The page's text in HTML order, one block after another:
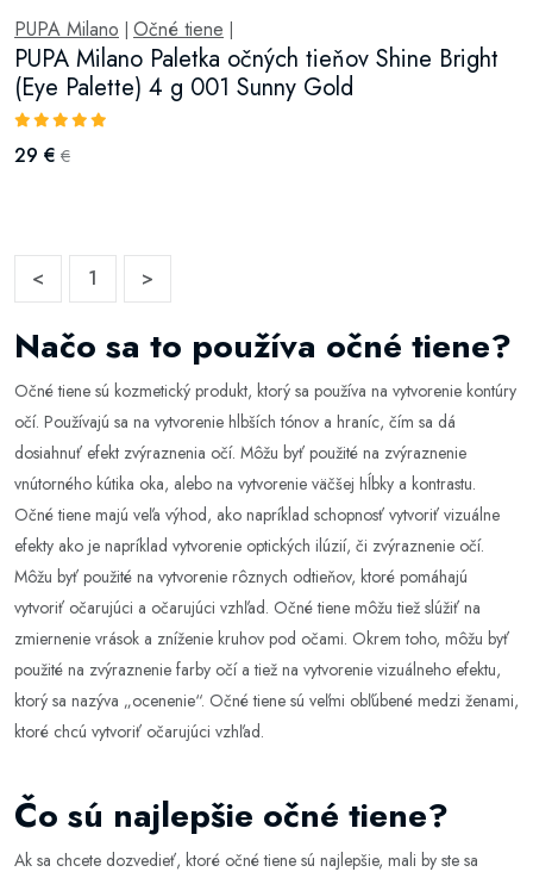
PUPA Milano Očné tiene
PUPA Milano Paletka očných tieňov Shine Bright
(Eye Palette) 4 g 001 Sunny Gold
29 € €
< 1 >
Načo sa to používa očné tiene?
Očné tiene sú kozmetický produkt, ktorý sa používa na vytvorenie kontúry
očí. Používajú sa na vytvorenie hlbších tónov a hraníc, čím sa dá
dosiahnuť efekt zvýraznenia očí. Môžu byť použité na zvýraznenie
vnútorného kútika oka, alebo na vytvorenie väčšej hĺbky a kontrastu.
Očné tiene majú veľa výhod, ako napríklad schopnosť vytvoriť vizuálne
efekty ako je napríklad vytvorenie optických ilúzií, či zvýraznenie očí.
Môžu byť použité na vytvorenie rôznych odtieňov, ktoré pomáhajú
vytvoriť očarujúci a očarujúci vzhľad. Očné tiene môžu tiež slúžiť na
zmiernenie vrások a zníženie kruhov pod očami. Okrem toho, môžu byť
použité na zvýraznenie farby očí a tiež na vytvorenie vizuálneho efektu,
ktorý sa nazýva „ocenenie“. Očné tiene sú veľmi obľúbené medzi ženami,
ktoré chcú vytvoriť očarujúci vzhľad.
Čo sú najlepšie očné tiene?
Ak sa chcete dozvedieť, ktoré očné tiene sú najlepšie, mali by ste sa